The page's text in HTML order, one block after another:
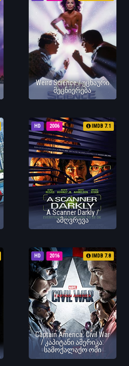
Weird Science / უცნაური
მეცნიერება
HD 2006 IMDB 7.1
A Scanner Darkly /
ამღვრევა
HD 2016 IMDB 7.8
Captain America: Civil War
/ კაპიტანი ამერიკა:
სამოქალაქო ომი